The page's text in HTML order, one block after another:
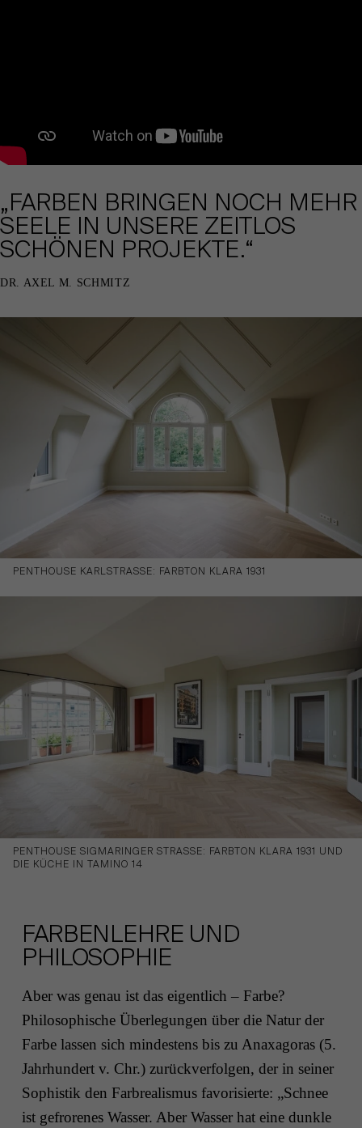
„FARBEN BRINGEN NOCH MEHR
SEELE IN UNSERE ZEITLOS
SCHÖNEN PROJEKTE.“
DR. AXEL M. SCHMITZ
PENTHOUSE KARLSTRASSE: FARBTON KLARA 1931
PENTHOUSE SIGMARINGER STRASSE: FARBTON KLARA 1931 UND D
IE KÜCHE IN TAMINO 14
FARBENLEHRE UND
PHILOSOPHIE
Aber was genau ist das eigentlich – Farbe?
Philosophische Überlegungen über die Natur der
Farbe lassen sich mindestens bis zu Anaxagoras (5.
Jahrhundert v. Chr.) zurückverfolgen, der in seiner
Sophistik den Farbrealismus favorisierte: „Schnee
ist gefrorenes Wasser. Aber Wasser hat eine dunkle